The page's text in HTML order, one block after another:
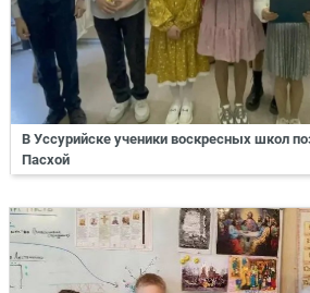
В Уссурийске ученики воскресных школ
Пасхой